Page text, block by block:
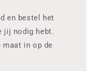
en bestel het
jij nodig hebt.
maat in op de